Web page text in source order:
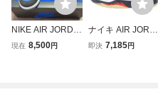
NIKE AIR JORDA
N 1 RETRO HIGH
現在 8,500円
ナイキ AIR JORD
AN 5 RETRO OG
即決 7,185円